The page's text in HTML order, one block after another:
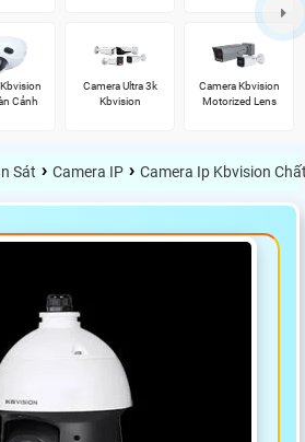
Cảnh
Camera Ultra 3k
Kbvision
Camera Kbvision
Motorized Lens
Sát › Camera IP › Camera Ip Kbvision